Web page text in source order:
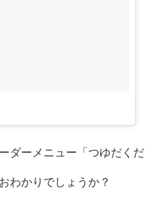
ダーメニュー「つゆだくだ
わかりでしょうか？